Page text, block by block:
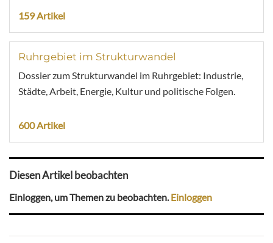
159 Artikel
Ruhrgebiet im Strukturwandel
Dossier zum Strukturwandel im Ruhrgebiet: Industrie,
Städte, Arbeit, Energie, Kultur und politische Folgen.
600 Artikel
Diesen Artikel beobachten
Einloggen, um Themen zu beobachten. Einloggen